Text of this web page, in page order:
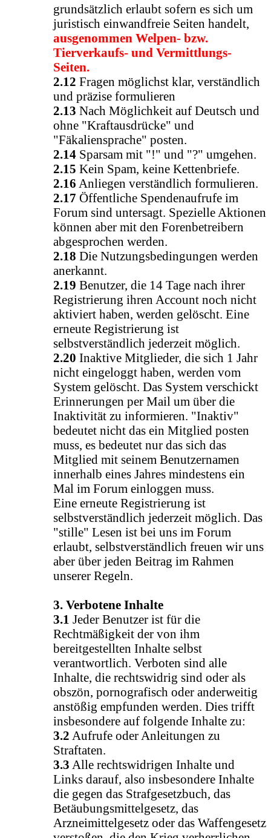
grundsätzlich erlaubt sofern es sich um
juristisch einwandfreie Seiten handelt,
ausgenommen Welpen- bzw.
Tierverkaufs- und Vermittlungs-
Seiten.
2.12 Fragen möglichst klar, verständlich
und präzise formulieren
2.13 Nach Möglichkeit auf Deutsch und
ohne "Kraftausdrücke" und
"Fäkaliensprache" posten.
2.14 Sparsam mit "!" und "?" umgehen.
2.15 Kein Spam, keine Kettenbriefe.
2.16 Anliegen verständlich formulieren.
2.17 Öffentliche Spendenaufrufe im
Forum sind untersagt. Spezielle Aktionen
können aber mit den Forenbetreibern
abgesprochen werden.
2.18 Die Nutzungsbedingungen werden
anerkannt.
2.19 Benutzer, die 14 Tage nach ihrer
Registrierung ihren Account noch nicht
aktiviert haben, werden gelöscht. Eine
erneute Registrierung ist
selbstverständlich jederzeit möglich.
2.20 Inaktive Mitglieder, die sich 1 Jahr
nicht eingeloggt haben, werden vom
System gelöscht. Das System verschickt
Erinnerungen per Mail um über die
Inaktivität zu informieren. "Inaktiv"
bedeutet nicht das ein Mitglied posten
muss, es bedeutet nur das sich das
Mitglied mit seinem Benutzernamen
innerhalb eines Jahres mindestens ein
Mal im Forum einloggen muss.
Eine erneute Registrierung ist
selbstverständlich jederzeit möglich. Das
"stille" Lesen ist bei uns im Forum
erlaubt, selbstverständlich freuen wir uns
aber über jeden Beitrag im Rahmen
unserer Regeln.
3. Verbotene Inhalte
3.1 Jeder Benutzer ist für die
Rechtmäßigkeit der von ihm
bereitgestellten Inhalte selbst
verantwortlich. Verboten sind alle
Inhalte, die rechtswidrig sind oder als
obszön, pornografisch oder anderweitig
anstößig empfunden werden. Dies trifft
insbesondere auf folgende Inhalte zu:
3.2 Aufrufe oder Anleitungen zu
Straftaten.
3.3 Alle rechtswidrigen Inhalte und
Links darauf, also insbesondere Inhalte
die gegen das Strafgesetzbuch, das
Betäubungsmittelgesetz, das
Arzneimittelgesetz oder das Waffengesetz